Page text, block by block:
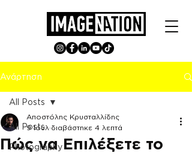
Ανάρτηση
All Posts
Photography
All Posts
Πώς να Επιλέξετε το
Αποστόλης Κρυσταλλίδης
9 Ιουλ διαβάστηκε 4 λεπτά